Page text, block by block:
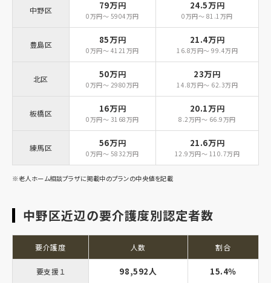
中野区 79万円
0万円～ 5904万円
24.5万円
0万円～ 81.1万円
豊島区 85万円
0万円～ 4121万円
21.4万円
16.8万円～ 99.4万円
北区 50万円
0万円～ 2980万円
23万円
14.8万円～ 62.3万円
板橋区 16万円
0万円～ 3168万円
20.1万円
8.2万円～ 66.9万円
練馬区 56万円
0万円～ 5832万円
21.6万円
12.9万円～ 110.7万円
※老人ホーム相談プラザに掲載中のプランの中央値を記載
中野区近辺の要介護度別認定者数
要介護度 人数 割合
要支援１ 98,592人 15.4％